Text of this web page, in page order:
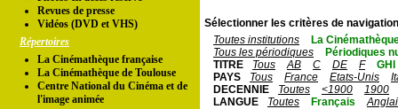
Revues de presse
Vidéos (DVD et VHS)
Répertoires
La Cinémathèque française
La Cinémathèque de Toulouse
Centre National du Cinéma et de
l'image animée
Sélectionner les critères de
Toutes institutions
La
Tous les périodiques
Périodiques
TITRE
Tous AB C DE F
GHI
PAYS
Tous France Etats-Unis
DECENNIE
Toutes <1900
1900
LANGUE
Toutes Français